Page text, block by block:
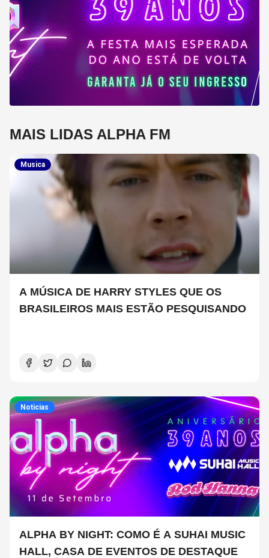
MAIS LIDAS ALPHA FM
Musica
A MÚSICA DE HARRY STYLES QUE OS
BRASILEIROS MAIS ESTÃO PESQUISANDO
Noticias
ALPHA BY NIGHT: COMO É A SUHAI MUSIC
HALL, CASA DE EVENTOS DE DESTAQUE